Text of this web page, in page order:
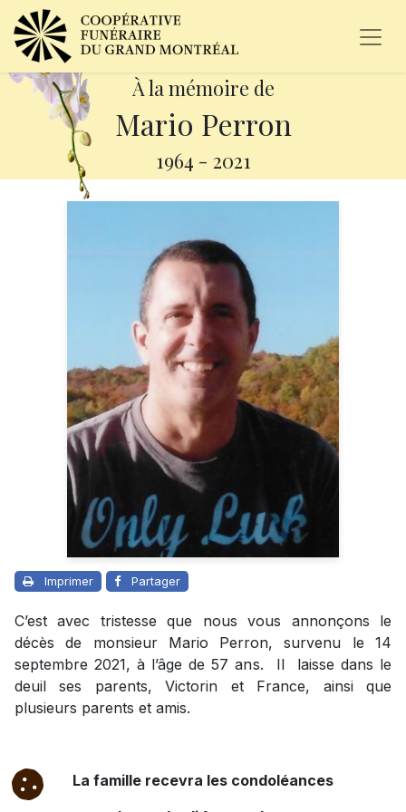
À la mémoire de
Mario Perron
1964 - 2021
Imprimer Partager
C’est avec tristesse que nous vous annonçons le
décès de monsieur Mario Perron, survenu le 14
septembre 2021, à l’âge de 57 ans. Il laisse dans le
deuil ses parents, Victorin et France, ainsi que
plusieurs parents et amis.
La famille recevra les condoléances